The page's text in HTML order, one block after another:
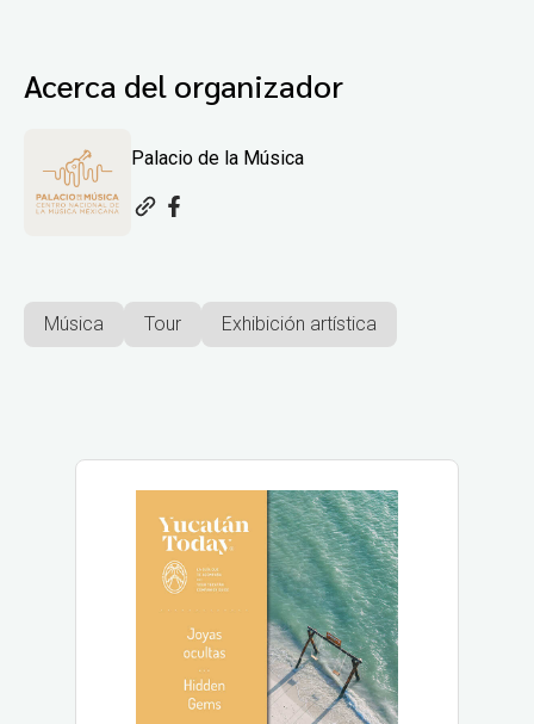
Acerca del organizador
Palacio de la Música
Música Tour Exhibición artística